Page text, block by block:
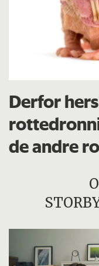
Derfor
de andre